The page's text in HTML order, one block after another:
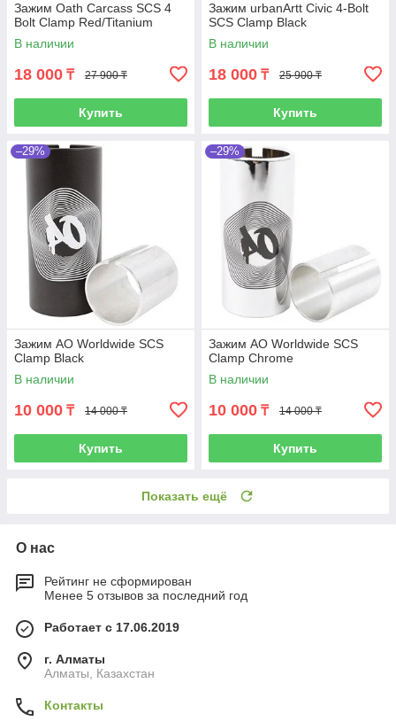
Зажим Oath Carcass SCS 4
Bolt Clamp Red/Titanium
В наличии
18 000 ₸ 27 900 ₸
Купить
Зажим urbanArtt Civic 4-Bolt
SCS Clamp Black
В наличии
18 000 ₸ 25 900 ₸
Купить
–29%
Зажим AO Worldwide SCS
Clamp Black
В наличии
10 000 ₸ 14 000 ₸
Купить
–29%
Зажим AO Worldwide SCS
Clamp Chrome
В наличии
10 000 ₸ 14 000 ₸
Купить
Показать ещё
О нас
Рейтинг не сформирован
Менее 5 отзывов за последний год
Работает с 17.06.2019
г. Алматы
Алматы, Казахстан
Контакты